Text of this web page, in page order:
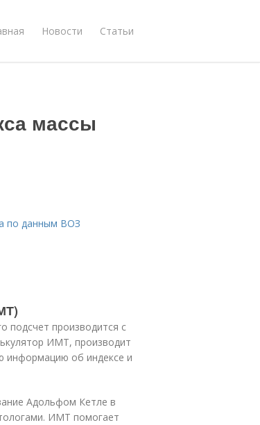
Новости Статьи
массы
по данным ВОЗ
подсчет производится с
ИМТ, производит
информацию об индексе и
Адольфом Кетле в
ИМТ помогает